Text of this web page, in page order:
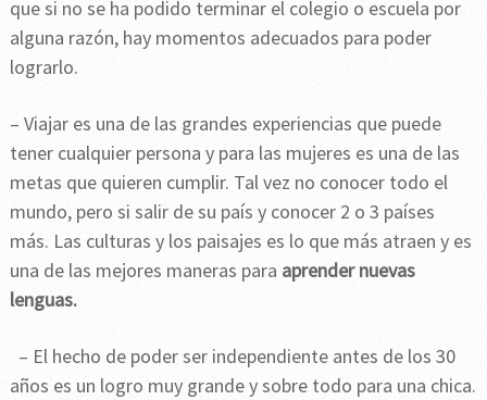
que si no se ha podido terminar el colegio o escuela por
alguna razón, hay momentos adecuados para poder
lograrlo.
– Viajar es una de las grandes experiencias que puede
tener cualquier persona y para las mujeres es una de las
metas que quieren cumplir. Tal vez no conocer todo el
mundo, pero si salir de su país y conocer 2 o 3 países
más. Las culturas y los paisajes es lo que más atraen y es
una de las mejores maneras para aprender nuevas
lenguas.
– El hecho de poder ser independiente antes de los 30
años es un logro muy grande y sobre todo para una chica.